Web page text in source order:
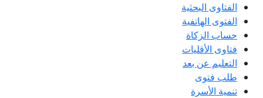
الفتاوى البحثية
الفتوى الهاتفية
حساب الزكاة
فتاوى الأقليات
التعليم عن بعد
طلب فتوى
تنمية الأسرة